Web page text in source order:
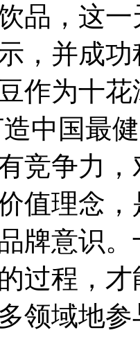
品，这
，并成
作为十
中国最
竞争力
值理念
牌意识
过程，
领域地